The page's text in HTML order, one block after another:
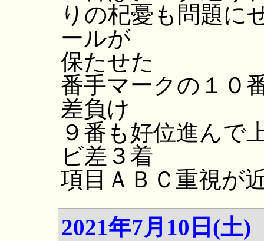
りの杞憂も問題に
ールが
保たせた
番手マークの１０
差負け
９番も好位進んで
ビ差３着
項目ＡＢＣ重視が
2021年7月10日(土)